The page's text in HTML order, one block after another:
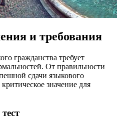
и требования
гражданства требует
От правильности
сдачи языкового
значение для